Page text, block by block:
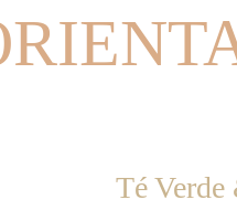
Té